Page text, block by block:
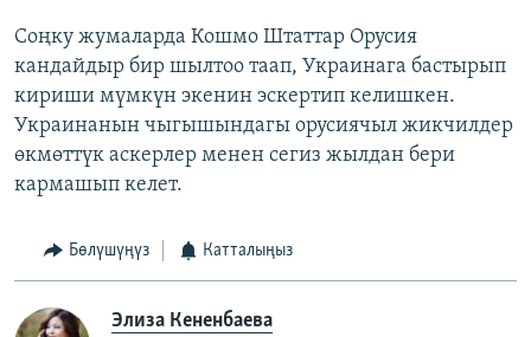
Соңку жумаларда Кошмо Штаттар Орусия
кандайдыр бир шылтоо таап, Украинага бастырып
кириши мүмкүн экенин эскертип келишкен.
Украинанын чыгышындагы орусиячыл жикчилдер
өкмөттүк аскерлер менен сегиз жылдан бери
кармашып келет.
Бөлүшүңүз Катталыңыз
Элиза Кененбаева